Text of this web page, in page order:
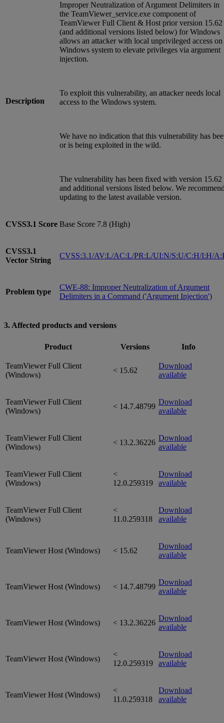
Description
Improper Neutralization of Argument Delimiters in
the TeamViewer_service.exe component of
TeamViewer Full Client & Host prior version 15.62
(and additional versions listed below) for Windows
allows an attacker with local unprivileged access on
Windows system to elevate privileges via argument
injection.
To exploit this vulnerability, an attacker needs local
access to the Windows system.
We have no indication that this vulnerability has
or is being exploited in the wild.
The vulnerability has been fixed with version 15.62
and additional versions listed below. We
updating to the latest available version.
CVSS3.1 Score Base Score 7.8 (High)
CVSS3.1
Vector String
CVSS:3.1/AV:L/AC:L/PR:L/UI:N/S:U/C:H/I:H/
Problem type
CWE-88: Improper Neutralization of Argument
Delimiters in a Command ('Argument Injection')
3. Affected products and versions
Product Versions Info
TeamViewer Full Client
(Windows)
< 15.62
Download
available
TeamViewer Full Client
(Windows)
< 14.7.48799
Download
available
TeamViewer Full Client
(Windows)
< 13.2.36226
Download
available
TeamViewer Full Client
(Windows)
<
12.0.259319
Download
available
TeamViewer Full Client
(Windows)
<
11.0.259318
Download
available
TeamViewer Host (Windows) < 15.62
Download
available
TeamViewer Host (Windows) < 14.7.48799
Download
available
TeamViewer Host (Windows) < 13.2.36226
Download
available
TeamViewer Host (Windows)
<
12.0.259319
Download
available
TeamViewer Host (Windows)
<
11.0.259318
Download
available